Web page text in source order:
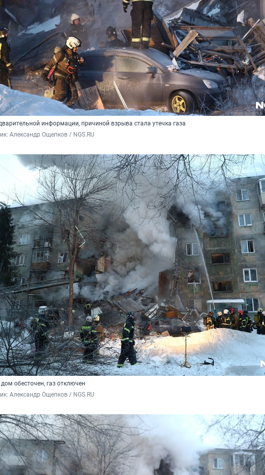
информации, причиной взрыва стала утечка газа
Александр Ощепков / NGS.RU
обесточен, газ отключен
Александр Ощепков / NGS.RU